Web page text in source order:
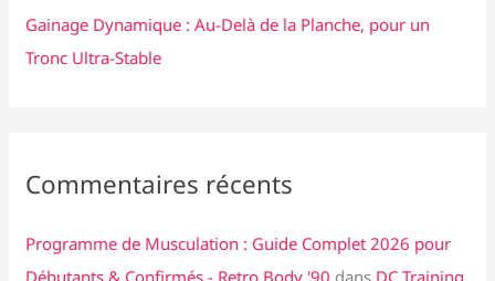
Gainage Dynamique : Au-Delà de la Planche, pour un
Tronc Ultra-Stable
Commentaires récents
Programme de Musculation : Guide Complet 2026 pour